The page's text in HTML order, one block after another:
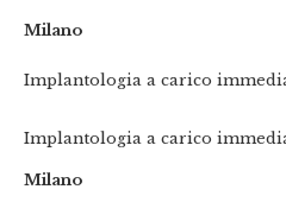
Milano
Implantologia a carico
Implantologia a carico
Milano